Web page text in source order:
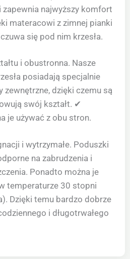
najwyższy komfort
materacowi z zimnej pianki
się pod nim krzesła.
i obustronna. Nasze
posiadają specjalnie
zewnętrzne, dzięki czemu są
swój kształt. ✔
je używać z obu stron.
i wytrzymałe. Poduszki
na zabrudzenia i
Ponadto można je
temperaturze 30 stopni
Dzięki temu bardzo dobrze
i długotrwałego